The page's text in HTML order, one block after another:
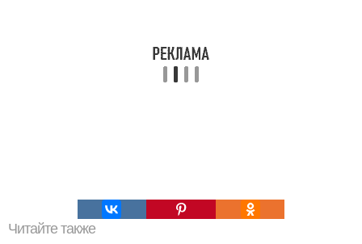
Читайте также